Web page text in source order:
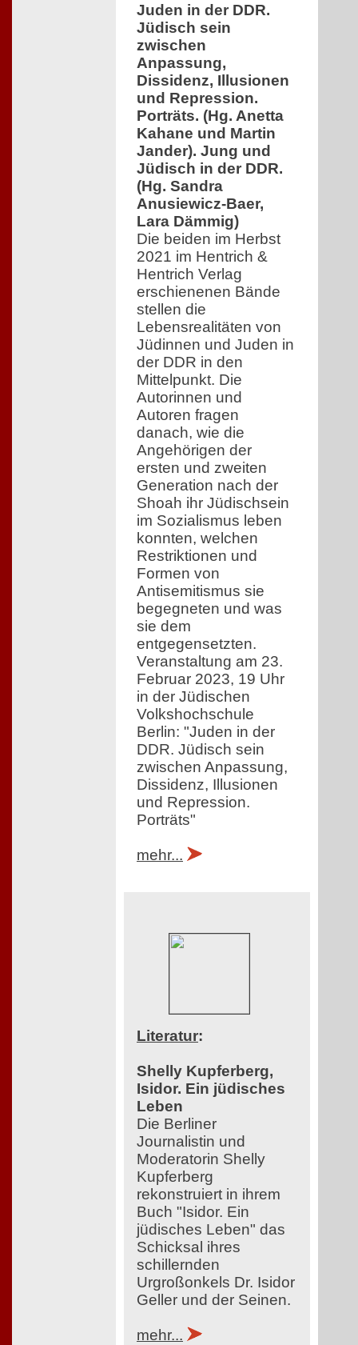
Juden in der DDR.
Jüdisch sein
zwischen
Anpassung,
Dissidenz, Illusionen
und Repression.
Porträts. (Hg. Anetta
Kahane und Martin
Jander). Jung und
Jüdisch in der DDR.
(Hg. Sandra
Anusiewicz-Baer,
Lara Dämmig)
Die beiden im Herbst
2021 im Hentrich &
Hentrich Verlag
erschienenen Bände
stellen die
Lebensrealitäten von
Jüdinnen und Juden in
der DDR in den
Mittelpunkt. Die
Autorinnen und
Autoren fragen
danach, wie die
Angehörigen der
ersten und zweiten
Generation nach der
Shoah ihr Jüdischsein
im Sozialismus leben
konnten, welchen
Restriktionen und
Formen von
Antisemitismus sie
begegneten und was
sie dem
entgegensetzten.
Veranstaltung am 23.
Februar 2023, 19 Uhr
in der Jüdischen
Volkshochschule
Berlin: "Juden in der
DDR. Jüdisch sein
zwischen Anpassung,
Dissidenz, Illusionen
und Repression.
Porträts"
mehr...
Literatur:
Shelly Kupferberg,
Isidor. Ein jüdisches
Leben
Die Berliner
Journalistin und
Moderatorin Shelly
Kupferberg
rekonstruiert in ihrem
Buch "Isidor. Ein
jüdisches Leben" das
Schicksal ihres
schillernden
Urgroßonkels Dr. Isidor
Geller und der Seinen.
mehr...